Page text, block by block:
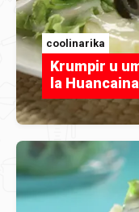
coolinarika
Krumpir u
la